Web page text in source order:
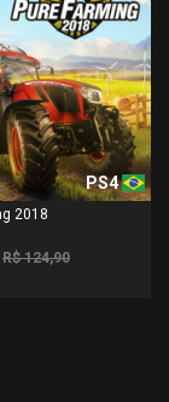
PS4
2018
R$ 124,90